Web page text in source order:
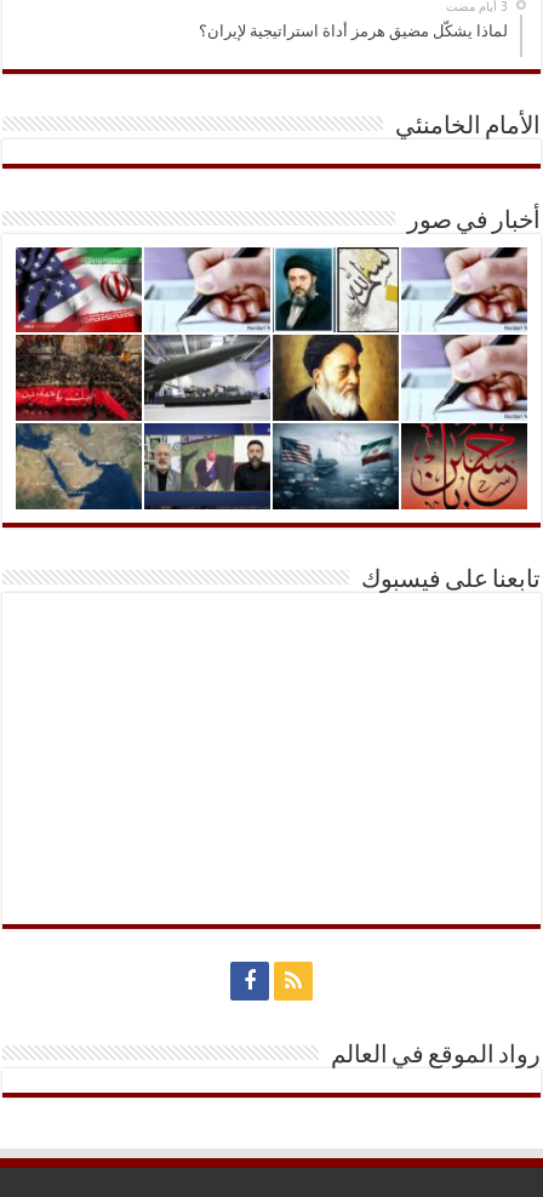
لماذا يشكّل مضيق هرمز أداة استراتيجية لإيران؟
الأمام الخامنئي
أخبار في صور
تابعنا على فيسبوك
رواد الموقع في العالم